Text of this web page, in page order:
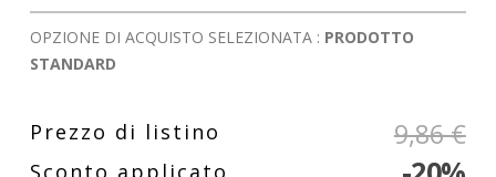
OPZIONE DI ACQUISTO SELEZIONATA : PRODOTTO
STANDARD
9,86 €